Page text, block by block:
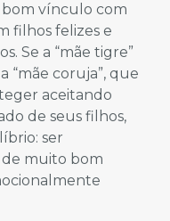
vínculo com
filhos felizes e
Se a “mãe tigre”
“mãe coruja”, que
aceitando
de seus filhos,
ser
de muito bom